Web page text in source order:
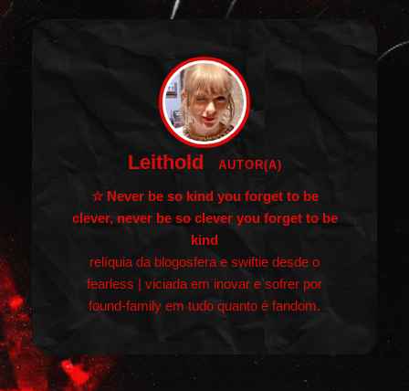
Leithold AUTOR(A)
☆ Never be so kind you forget to be
clever, never be so clever you forget to be
kind
relíquia da blogosfera e swiftie desde o
fearless | viciada em inovar e sofrer por
found-family em tudo quanto é fandom.